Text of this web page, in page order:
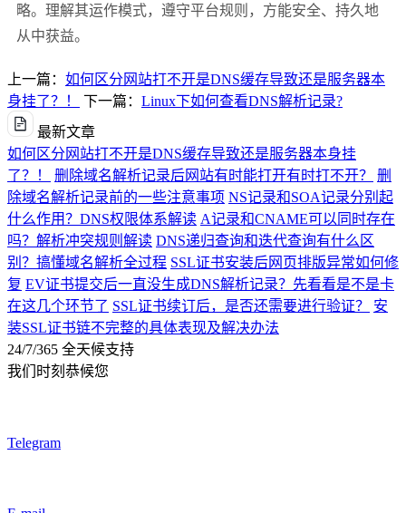
略。理解其运作模式，遵守平台规则，方能安全、持久地
从中获益。
上一篇： 如何区分网站打不开是DNS缓存导致还是服务器本
身挂了？！
下一篇： Linux下如何查看DNS解析记录?
最新文章
如何区分网站打不开是DNS缓存导致还是服务器本身挂
了？！
删除域名解析记录后网站有时能打开有时打不开？
删
除域名解析记录前的一些注意事项 NS记录和SOA记录分别起
什么作用？DNS权限体系解读 A记录和CNAME可以同时存在
吗？解析冲突规则解读 DNS递归查询和迭代查询有什么区
别？搞懂域名解析全过程 SSL证书安装后网页排版异常如何修
复 EV证书提交后一直没生成DNS解析记录？先看看是不是卡
在这几个环节了 SSL证书续订后，是否还需要进行验证？
安
装SSL证书链不完整的具体表现及解决办法
24/7/365 全天候支持
我们时刻恭候您
Telegram